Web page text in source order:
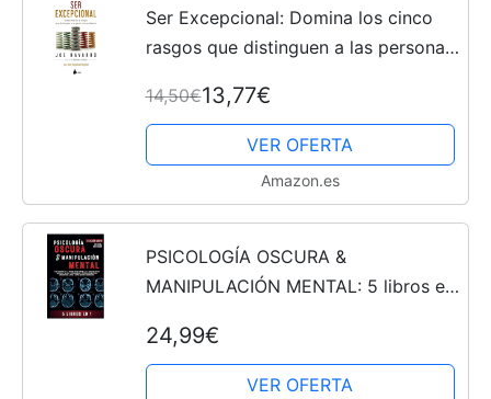
Ser Excepcional: Domina los cinco
rasgos que distinguen a las personas
14,50€13,77€
VER OFERTA
Amazon.es
PSICOLOGÍA OSCURA &
MANIPULACIÓN MENTAL: 5 libros en
Oscura | La Manipulación Mental | La
PNL y Persuasión | Terapia...
24,99€
VER OFERTA